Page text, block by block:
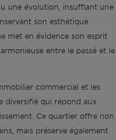
une évolution, insufflant une
son esthétique
met en évidence son esprit
entre le passé et le
commercial et les
diversifié qui répond aux
Ce quartier offre non
mais préserve également